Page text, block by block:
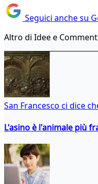
Seguici anche su
Altro di Idee e
San Francesco ci dice
L'asino è l'animale più